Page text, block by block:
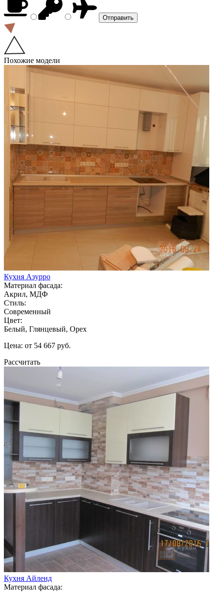
Похожие модели
Кухня Азурро
Материал фасада:
Акрил, МДФ
Стиль:
Современный
Цвет:
Белый, Глянцевый, Орех
Цена: от 54 667 руб.
Рассчитать
Кухня Айленд
Материал фасада: